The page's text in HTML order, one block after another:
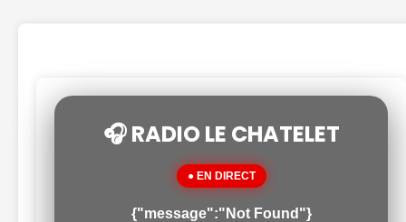
🎧 RADIO LE CHATELET
● EN DIRECT
{"message":"Not Found"}